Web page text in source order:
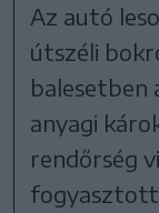
Az autó
útszéli
balesetben
anyagi
rendőrség